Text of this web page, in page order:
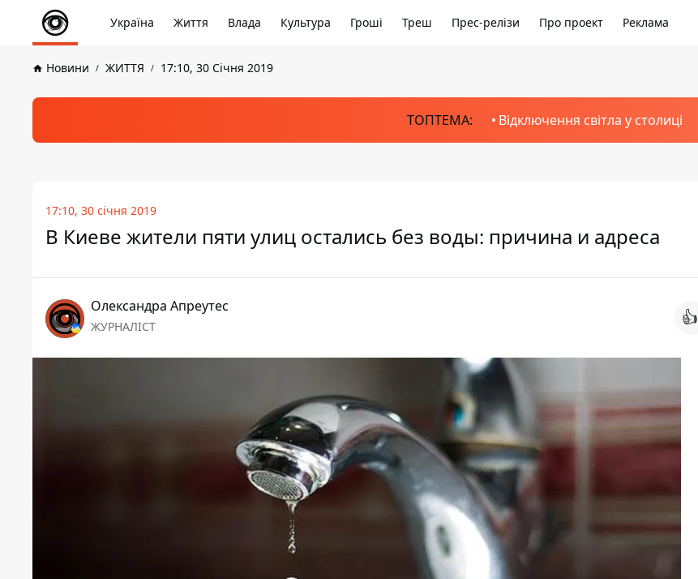
Україна Життя Влада Культура Гроші Треш Прес-релізи Про проект Реклама
Новини ЖИТТЯ 17:10, 30 Січня 2019
ТОПТЕМА: Відключення світла у столиці
17:10, 30 січня 2019
В Киеве жители пяти улиц остались без воды: причина и адреса
Олександра Апреутес
ЖУРНАЛІСТ 👍